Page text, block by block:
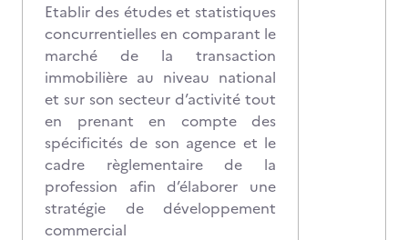
Etablir des études et statistiques
concurrentielles en comparant le
marché de la transaction
immobilière au niveau national
et sur son secteur d’activité tout
en prenant en compte des
spécificités de son agence et le
cadre règlementaire de la
profession afin d’élaborer une
stratégie de développement
commercial